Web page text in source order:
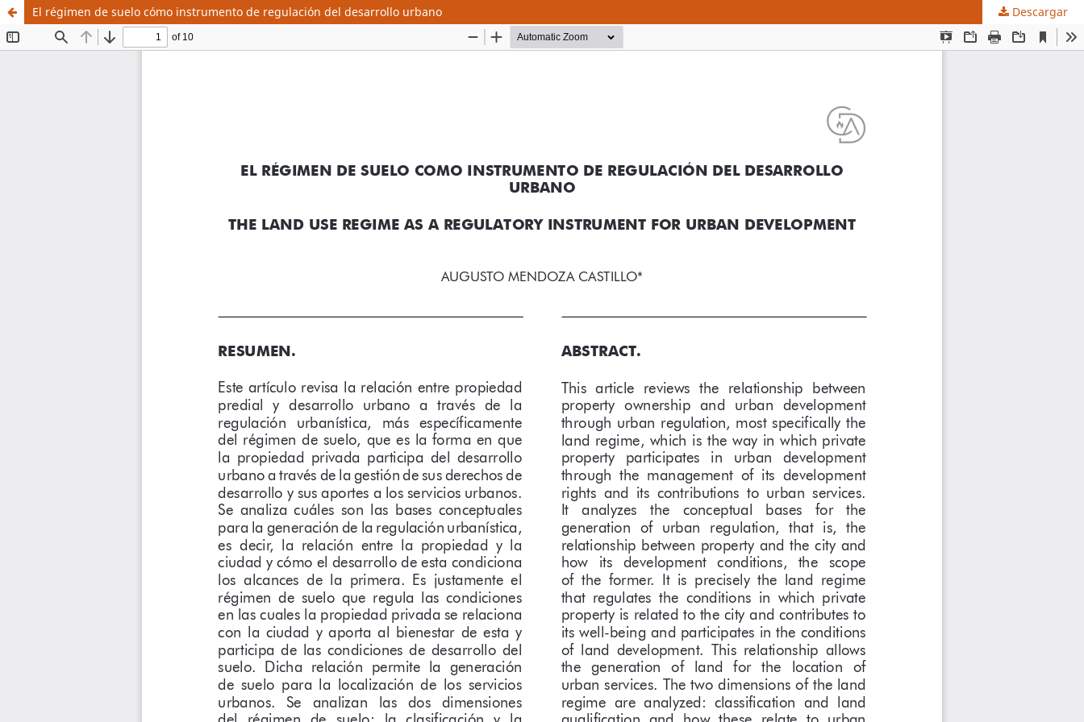
El régimen de suelo cómo instrumento de regulación del desarrollo urbano Descargar